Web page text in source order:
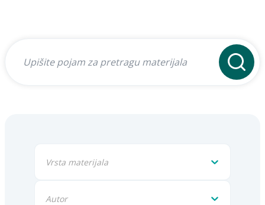
Vrsta materijala
Autor